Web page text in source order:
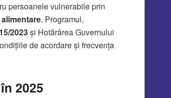
persoanele vulnerabile prin
. Programul,
2023și Hotărârea Guvernului
de acordare și frecvența
2025